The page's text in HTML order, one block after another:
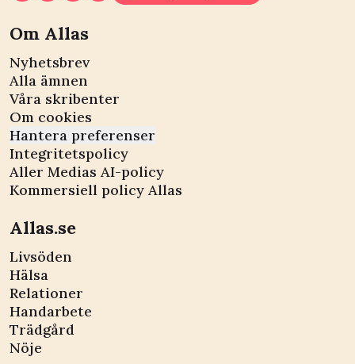
Om Allas
Nyhetsbrev
Alla ämnen
Våra skribenter
Om cookies
Hantera preferenser
Integritetspolicy
Aller Medias AI-policy
Kommersiell policy Allas
Allas.se
Livsöden
Hälsa
Relationer
Handarbete
Trädgård
Nöje